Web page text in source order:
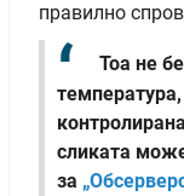
правилно
Тоа не
сликата
за